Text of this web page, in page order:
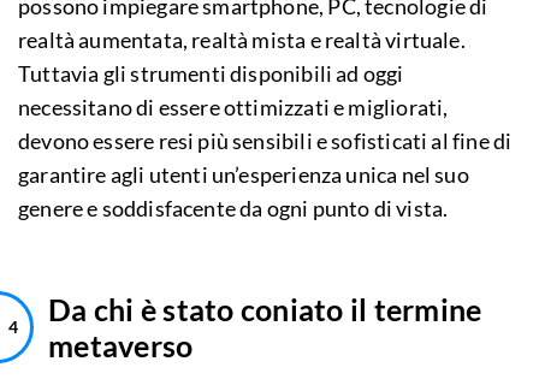
possono impiegare smartphone, PC, tecnologie di
realtà aumentata, realtà mista e realtà virtuale.
Tuttavia gli strumenti disponibili ad oggi
necessitano di essere ottimizzati e migliorati,
devono essere resi più sensibili e sofisticati al fine di
garantire agli utenti un’esperienza unica nel suo
genere e soddisfacente da ogni punto di vista.
Da chi è stato coniato il termine
metaverso